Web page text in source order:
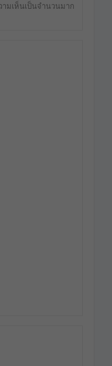
ามเห็นเป็นจำนวนมาก